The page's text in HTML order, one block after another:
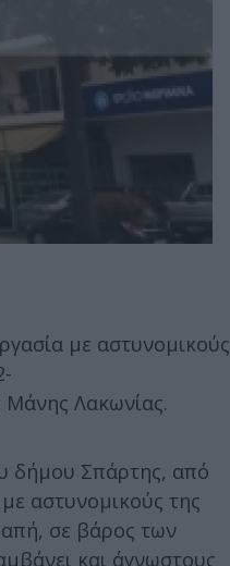
με αστυνομικούς
Μάνης Λακωνίας.
δήμου Σπάρτης, από
αστυνομικούς της
σε βάρος των
και άγνωστους